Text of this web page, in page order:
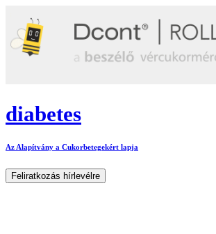
diabetes
Az Alapítvány a Cukorbetegekért lapja